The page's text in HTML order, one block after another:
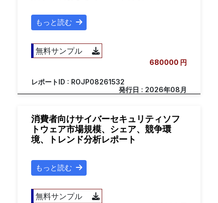
もっと読む
無料サンプル
680000 円
レポートID : ROJP08261532
発行日 : 2026年08月
消費者向けサイバーセキュリティソフ
トウェア市場規模、シェア、競争環
境、トレンド分析レポート
もっと読む
無料サンプル